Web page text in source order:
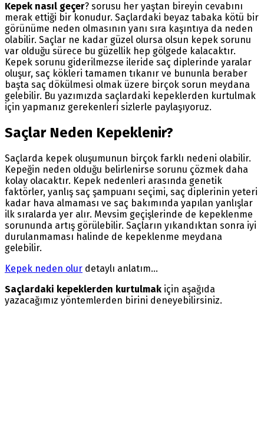
Kepek nasıl geçer? sorusu her yaştan bireyin cevabını
merak ettiği bir konudur. Saçlardaki beyaz tabaka kötü bir
görünüme neden olmasının yanı sıra kaşıntıya da neden
olabilir. Saçlar ne kadar güzel olursa olsun kepek sorunu
var olduğu sürece bu güzellik hep gölgede kalacaktır.
Kepek sorunu giderilmezse ileride saç diplerinde yaralar
oluşur, saç kökleri tamamen tıkanır ve bununla beraber
başta saç dökülmesi olmak üzere birçok sorun meydana
gelebilir. Bu yazımızda saçlardaki kepeklerden kurtulmak
için yapmanız gerekenleri sizlerle paylaşıyoruz.
Saçlar Neden Kepeklenir?
Saçlarda kepek oluşumunun birçok farklı nedeni olabilir.
Kepeğin neden olduğu belirlenirse sorunu çözmek daha
kolay olacaktır. Kepek nedenleri arasında genetik
faktörler, yanlış saç şampuanı seçimi, saç diplerinin yeteri
kadar hava almaması ve saç bakımında yapılan yanlışlar
ilk sıralarda yer alır. Mevsim geçişlerinde de kepeklenme
sorununda artış görülebilir. Saçların yıkandıktan sonra iyi
durulanmaması halinde de kepeklenme meydana
gelebilir.
Kepek neden olur detaylı anlatım…
Saçlardaki kepeklerden kurtulmak için aşağıda
yazacağımız yöntemlerden birini deneyebilirsiniz.